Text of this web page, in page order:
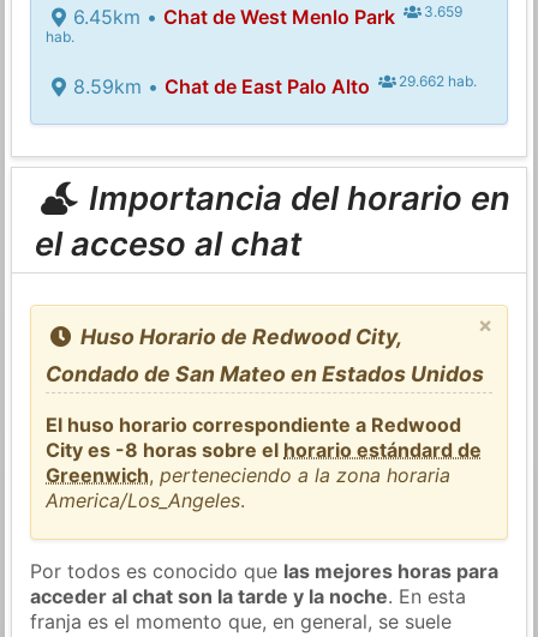
6.45km • Chat de West Menlo Park
3.659
hab.
8.59km • Chat de East Palo Alto 29.662 hab.
Importancia del horario en
el acceso al chat
×
Huso Horario de Redwood City,
Condado de San Mateo en Estados Unidos
El huso horario correspondiente a Redwood
City es -8 horas sobre el horario estándard de
Greenwich,perteneciendo a la zona horaria
America/Los_Angeles.
Por todos es conocido que las mejores horas para
acceder al chat son la tarde y la noche. En esta
franja es el momento que, en general, se suele